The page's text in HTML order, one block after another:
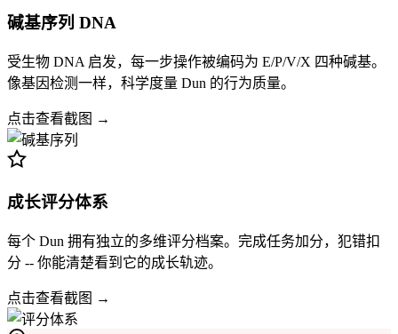
碱基序列 DNA
受生物 DNA 启发，每一步操作被编码为 E/P/V/X 四种碱基。
像基因检测一样，科学度量 Dun 的行为质量。
点击查看截图 →
成长评分体系
每个 Dun 拥有独立的多维评分档案。完成任务加分，犯错扣
分 -- 你能清楚看到它的成长轨迹。
点击查看截图 →